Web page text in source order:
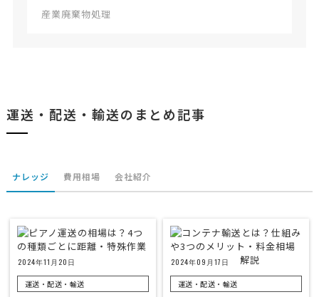
産業廃棄物処理
運送・配送・輸送のまとめ記事
ナレッジ 費用相場 会社紹介
2024年11月20日
運送・配送・輸送
2024年09月17日
運送・配送・輸送